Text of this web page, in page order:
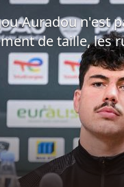
Auradou n'est
de taille, les